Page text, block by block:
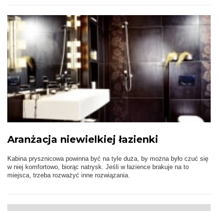
Aranżacja niewielkiej łazienki
Kabina prysznicowa powinna być na tyle duża, by można było czuć się
w niej komfortowo, biorąc natrysk. Jeśli w łazience brakuje na to
miejsca, trzeba rozważyć inne rozwiązania.